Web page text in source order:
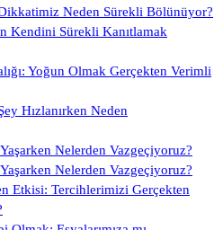
Dikkatimiz Neden Sürekli Bölünüyor?
Kendini Sürekli Kanıtlamak
Yoğun Olmak Gerçekten Verimli
Hızlanırken Neden
Nelerden Vazgeçiyoruz?
Nelerden Vazgeçiyoruz?
Etkisi: Tercihlerimizi Gerçekten